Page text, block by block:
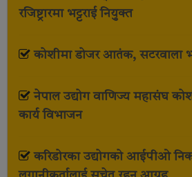
रजिष्ट्रारमा भट्टराई नियुक्त
कोशीमा डोजर आतंक, सटरवाला
नेपाल उद्योग वाणिज्य महासंघ
कार्य विभाजन
करिडोरका उद्योगको आईपीओ